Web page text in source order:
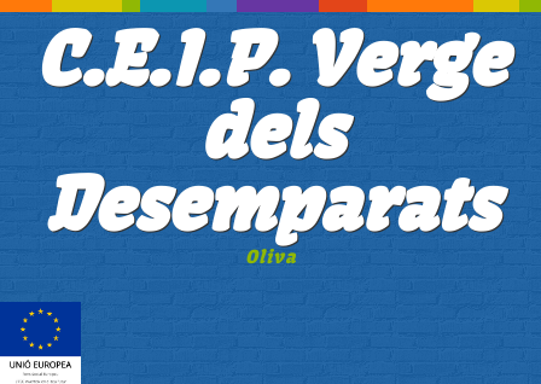
C.E.I.P. Verge
dels
Desemparats
Oliva